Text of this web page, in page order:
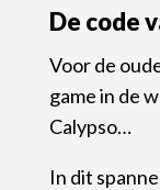
De code
Voor de
game in de
Calypso…
In dit